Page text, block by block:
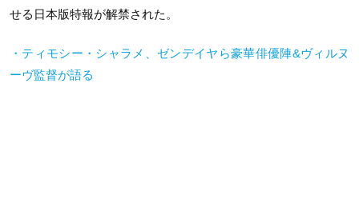
せる日本版特報が解禁された。
・ティモシー・シャラメ、ゼンデイヤら豪華俳優陣&ヴィルヌ
ーヴ監督が語る